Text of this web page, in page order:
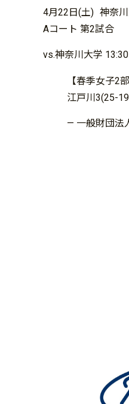
4月22日(土) 神奈
Aコート 第2試合
vs.神奈川大学
【春季女子2
江戸川3(25-
— 一般財団法